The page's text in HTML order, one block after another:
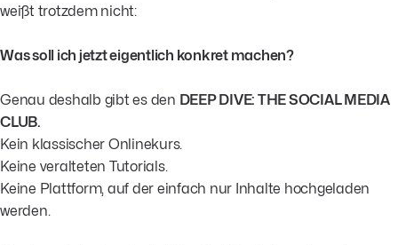
weißt trotzdem nicht:
Was soll ich jetzt eigentlich konkret machen?
Genau deshalb gibt es den DEEP DIVE: THE SOCIAL MEDIA
CLUB.
Kein klassischer Onlinekurs.
Keine veralteten Tutorials.
Keine Plattform, auf der einfach nur Inhalte hochgeladen
werden.